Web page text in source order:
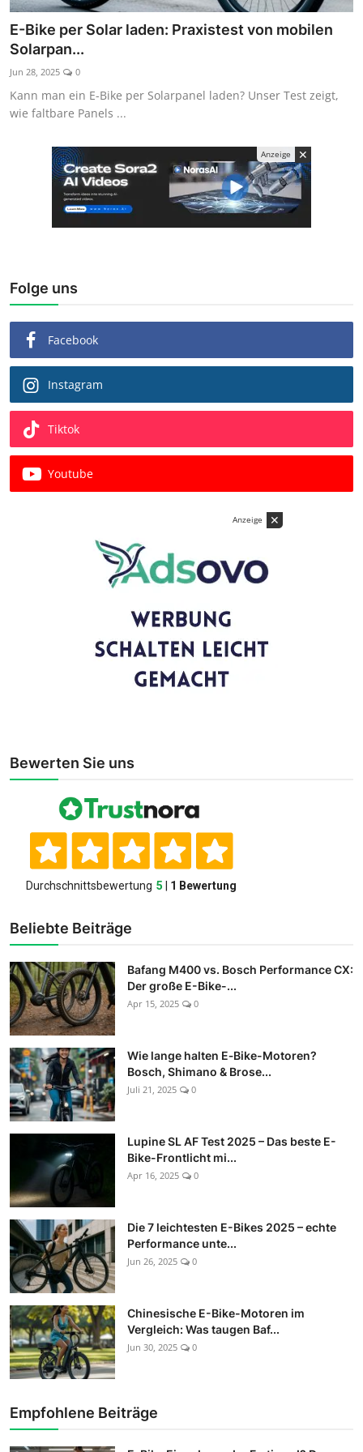
Kaufberatung
E-Bike per Solar laden: Praxistest von mobilen
Solarpan...
Jun 28, 2025 0
Kann man ein E-Bike per Solarpanel laden? Unser Test zeigt,
wie faltbare Panels ...
Anzeige ✕
Folge uns
Facebook
Instagram
Tiktok
Youtube
Anzeige ✕
Bewerten Sie uns
Beliebte Beiträge
Bafang M400 vs. Bosch Performance CX:
Der große E-Bike-...
Apr 15, 2025 0
Wie lange halten E‑Bike-Motoren?
Bosch, Shimano & Brose...
Juli 21, 2025 0
Lupine SL AF Test 2025 – Das beste E-
Bike-Frontlicht mi...
Apr 16, 2025 0
Die 7 leichtesten E-Bikes 2025 – echte
Performance unte...
Jun 26, 2025 0
Chinesische E-Bike-Motoren im
Vergleich: Was taugen Baf...
Jun 30, 2025 0
Empfohlene Beiträge